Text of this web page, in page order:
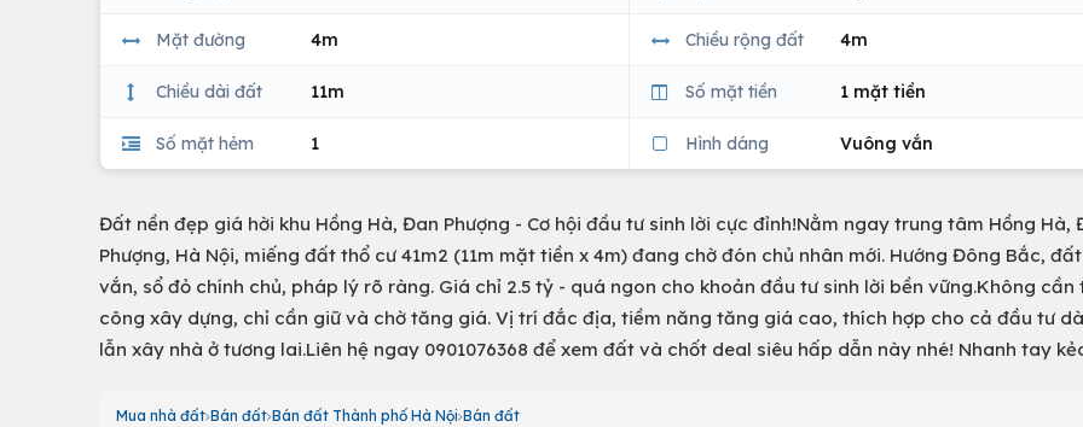
Mặt đường 4m Chiều rộng đất 4m
Chiều dài đất 11m Số mặt tiền 1 mặt tiền
Số mặt hẻm 1 Hình dáng Vuông vắn
Đất nền đẹp giá hời khu Hồng Hà, Đan Phượng - Cơ hội đầu tư sinh lời cực đỉnh!Nằm ngay trung tâm Hồng Hà,
Phượng, Hà Nội, miếng đất thổ cư 41m2 (11m mặt tiền x 4m) đang chờ đón chủ nhân mới. Hướng Đông Bắc,
vắn, sổ đỏ chính chủ, pháp lý rõ ràng. Giá chỉ 2.5 tỷ - quá ngon cho khoản đầu tư sinh lời bền vững.Không cần
công xây dựng, chỉ cần giữ và chờ tăng giá. Vị trí đắc địa, tiềm năng tăng giá cao, thích hợp cho cả đầu tư
lẫn xây nhà ở tương lai.Liên hệ ngay 0901076368 để xem đất và chốt deal siêu hấp dẫn này nhé! Nhanh tay
Mua nhà đất Bán đất Bán đất Thành phố Hà Nội Bán đất